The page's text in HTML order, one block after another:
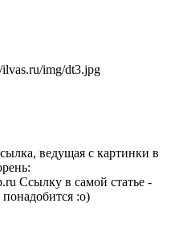
ilvas.ru/img/dt3.jpg
ведущая с картинки в
Ссылку в самой статье -
:о)